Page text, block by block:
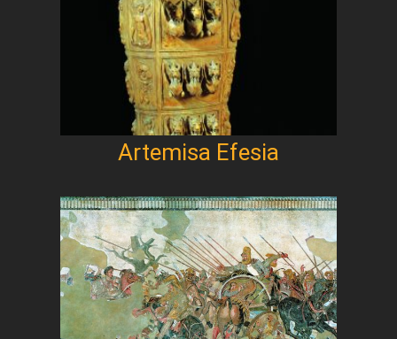
Artemisa Efesia